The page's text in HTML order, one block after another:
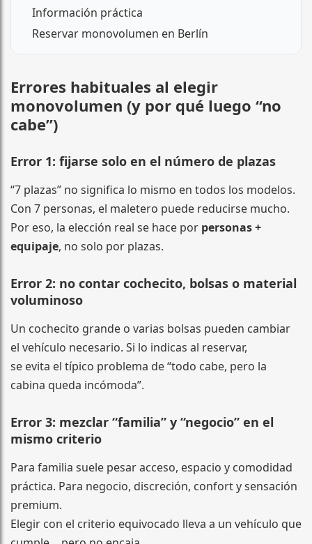
Información práctica
Reservar monovolumen en Berlín
Errores habituales al elegir
monovolumen (y por qué luego “no
cabe”)
Error 1: fijarse solo en el número de plazas
“7 plazas” no significa lo mismo en todos los modelos.
Con 7 personas, el maletero puede reducirse mucho.
Por eso, la elección real se hace por personas +
equipaje, no solo por plazas.
Error 2: no contar cochecito, bolsas o material
voluminoso
Un cochecito grande o varias bolsas pueden cambiar
el vehículo necesario. Si lo indicas al reservar,
se evita el típico problema de “todo cabe, pero la
cabina queda incómoda”.
Error 3: mezclar “familia” y “negocio” en el
mismo criterio
Para familia suele pesar acceso, espacio y comodidad
práctica. Para negocio, discreción, confort y sensación
premium.
Elegir con el criterio equivocado lleva a un vehículo que